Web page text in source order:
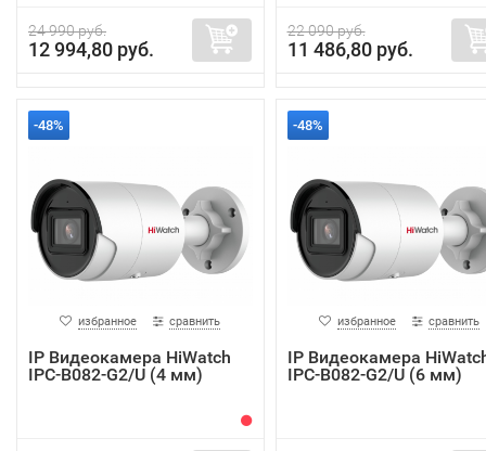
24 990 руб.
12 994,80 руб.
22 090 руб.
11 486,80 руб.
-48%
избранное сравнить
IP Видеокамера HiWatch
IPC-B082-G2/U (4 мм)
-48%
избранное сравнить
IP Видеокамера
IPC-B082-G2/U (6 мм)